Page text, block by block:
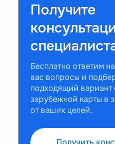
Получите
Бесплатно ответим
вас вопросы и
подходящий вариант
зарубежной карты в
от ваших целей.